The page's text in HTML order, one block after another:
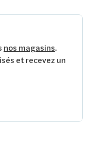
nos magasins.
et recevez un